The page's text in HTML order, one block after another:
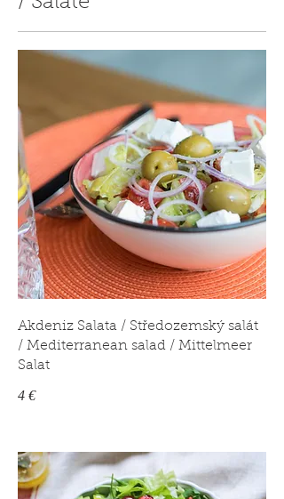
Akdeniz Salata / Středozemský salát
/ Mediterranean salad / Mittelmeer
Salat
4 €